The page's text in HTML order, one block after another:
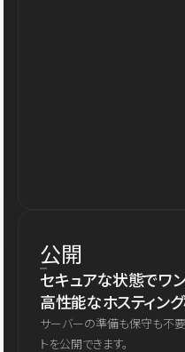
公開
セキュアな状態でワ
高性能なホスティング
サーバーの準備も保守も不要
トを公開できます。